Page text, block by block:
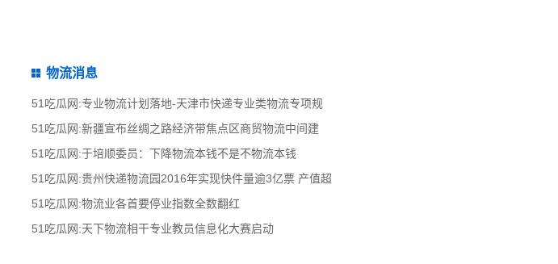
物流消息
51吃瓜网:专业物流计划落地-天津市快递专业类物流专项规
51吃瓜网:新疆宣布丝绸之路经济带焦点区商贸物流中间建
51吃瓜网:于培顺委员：下降物流本钱不是不物流本钱
51吃瓜网:贵州快递物流园2016年实现快件量逾3亿票 产值超
51吃瓜网:物流业各首要停业指数全数翻红
51吃瓜网:天下物流相干专业教员信息化大赛启动